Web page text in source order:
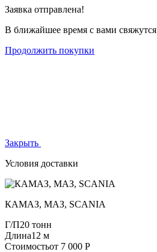
Заявка отправлена!
В ближайшее время с вами свяжутся
Продолжить покупки
Закрыть
Условия доставки
КАМАЗ, МАЗ, SCANIA
Г/П20 тонн
Длина12 м
Стоимостьот 7 000 Р